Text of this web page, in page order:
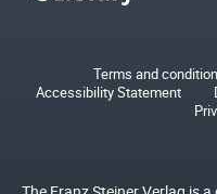
Terms and
Accessibility Statement